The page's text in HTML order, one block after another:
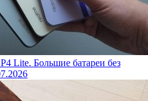
Lite. Большие батареи без